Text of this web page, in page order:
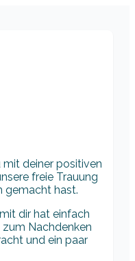
mit deiner positiven
freie Trauung
gemacht hast.
dir hat einfach
Nachdenken
und ein paar